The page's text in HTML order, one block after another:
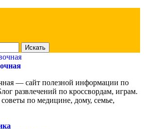
— сайт полезной информации по
развлечений по кроссвордам, играм.
по медицине, дому, семье,